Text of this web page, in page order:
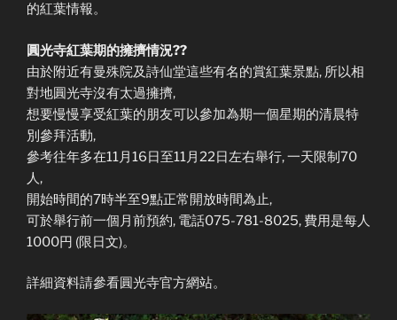
的紅葉情報。
圓光寺紅葉期的擁擠情況??
由於附近有曼殊院及詩仙堂這些有名的賞紅葉景點, 所以相
對地圓光寺沒有太過擁擠,
想要慢慢享受紅葉的朋友可以參加為期一個星期的清晨特
別參拜活動,
參考往年多在11月16日至11月22日左右舉行, 一天限制70
人,
開始時間的7時半至9點正常開放時間為止,
可於舉行前一個月前預約, 電話075-781-8025, 費用是每人
1000円 (限日文)。
詳細資料請參看圓光寺官方網站。